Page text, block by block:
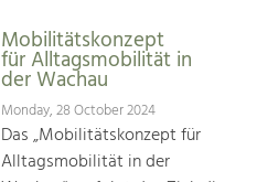
Mobilitätskonzept
für Alltagsmobilität in
der Wachau
Monday, 28 October 2024
Das „Mobilitätskonzept für
Alltagsmobilität in der